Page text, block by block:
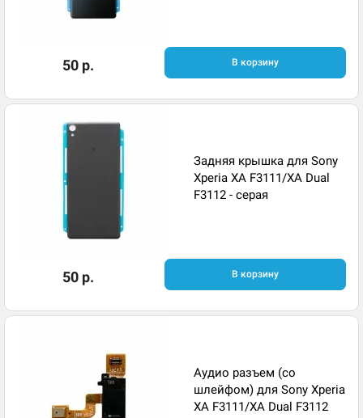
50 р. В корзину
Задняя крышка для Sony
Xperia XA F3111/XA Dual
F3112 - серая
50 р. В корзину
Аудио разъем (со
шлейфом) для Sony Xperia
XA F3111/XA Dual F3112